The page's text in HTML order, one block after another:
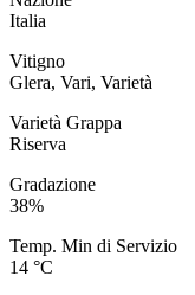
Italia
Vitigno
Glera, Vari, Varietà
Varietà Grappa
Riserva
Gradazione
38%
Temp. Min di Servizio
14 °C